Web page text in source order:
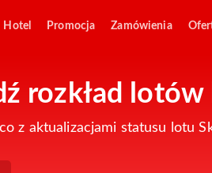
Hotel Promocja Zamówienia
rozkład
z aktualizacjami statusu lotu